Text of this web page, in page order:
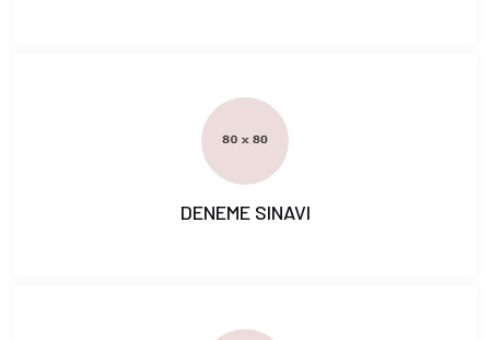
DENEME SINAVI